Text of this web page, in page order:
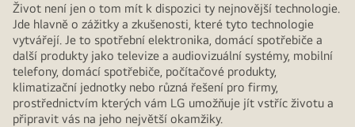
Život není jen o tom mít k dispozici ty nejnovější technologie.
Jde hlavně o zážitky a zkušenosti, které tyto technologie
vytvářejí. Je to spotřební elektronika, domácí spotřebiče a
další produkty jako televize a audiovizuální systémy, mobilní
telefony, domácí spotřebiče, počítačové produkty,
klimatizační jednotky nebo různá řešení pro firmy,
prostřednictvím kterých vám LG umožňuje jít vstříc životu a
připravit vás na jeho největší okamžiky.